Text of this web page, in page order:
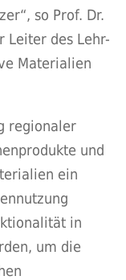
so Prof. Dr.
Leiter des Lehr-
Materialien
regionaler
und
ein
in
um die